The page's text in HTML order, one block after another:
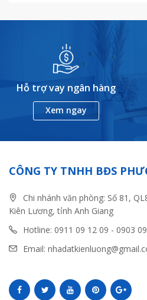
Hỗ trợ vay ngân hàng
Xem ngay
CÔNG TY TNHH BĐS
Chi nhánh văn phòng: Số 81,
Kiên Lương, tỉnh Anh Giang
Hotline: 0911 09 12 09 - 0903
Email: